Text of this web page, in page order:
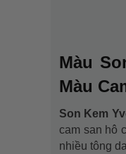
Màu
Màu
Son Kem
cam san hô
nhiều tông